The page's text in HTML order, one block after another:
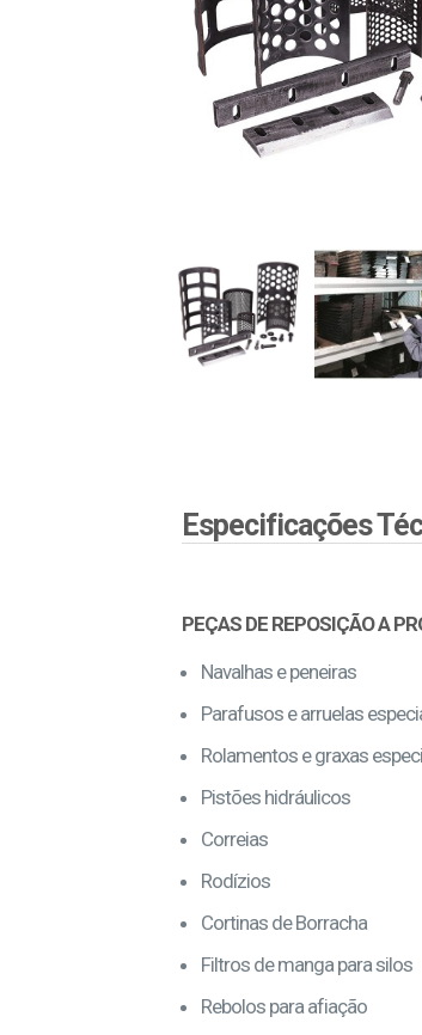
Especificações
PEÇAS DE REPOSIÇÃO A
Navalhas e peneiras
Parafusos e arruelas
Rolamentos e graxas
Pistões hidráulicos
Correias
Rodízios
Cortinas de Borracha
Filtros de manga para silos
Rebolos para afiação